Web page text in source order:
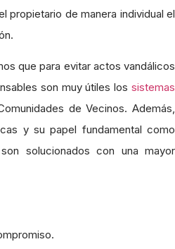
propietario de manera individual el
que para evitar actos vandálicos
son muy útiles los sistemas
de Vecinos. Además,
y su papel fundamental como
solucionados con una mayor